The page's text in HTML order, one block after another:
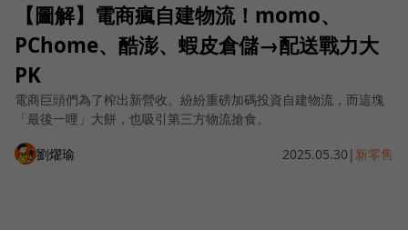
【圖解】電商瘋自建物流！momo、
PChome、酷澎、蝦皮倉儲→配送戰力大
PK
電商巨頭們為了榨出新營收。紛紛重磅加碼投資自建物流，而這塊
「最後一哩」大餅，也吸引第三方物流搶食。
劉燿瑜 2025.05.30 | 新零售